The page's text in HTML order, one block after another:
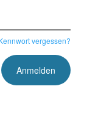
vergessen?